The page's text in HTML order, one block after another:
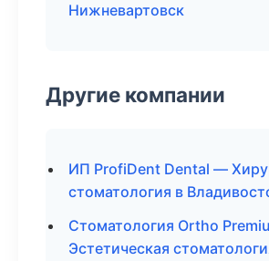
Нижневартовск
Другие компании
ИП ProfiDent Dental —
стоматология в
Стоматология Ortho
Эстетическая